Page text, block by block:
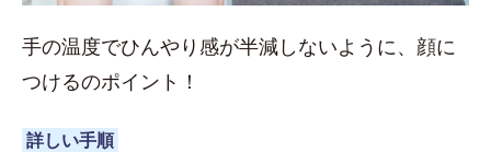
手の温度でひんやり感が半減しないように、顔に
つけるのポイント！
詳しい手順